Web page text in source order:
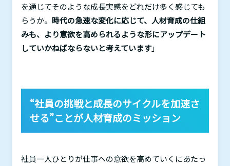
を通じてそのような成長実感をどれだけ多く感じても
らうか。 時代の急速な変化に応じて、人材育成の仕組
みも、より意欲を高められるような形にアップデート
していかねばならないと考えています」
“社員の挑戦と成長のサイクルを加速さ
せる”ことが人材育成のミッション
社員一人ひとりが仕事への意欲を高めていくにあたっ